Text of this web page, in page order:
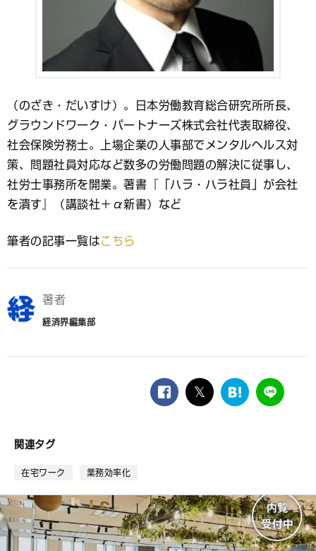
（のざき・だいすけ）。日本労働教育総合研究所所長、
グラウンドワーク・パートナーズ株式会社代表取締役、
社会保険労務士。上場企業の人事部でメンタルヘルス対
策、問題社員対応など数多の労働問題の解決に従事し、
社労士事務所を開業。著書『「ハラ・ハラ社員」が会社
を潰す』（講談社＋α新書）など
筆者の記事一覧はこちら
著者
経済界編集部
facebook
twitter
は
ー
ク
LINE
関連タグ
在宅ワーク 業務効率化